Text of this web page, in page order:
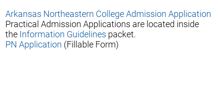
Arkansas Northeastern College Admission Application
Practical Admission Applications are located inside
the Information Guidelines packet.
PN Application (Fillable Form)